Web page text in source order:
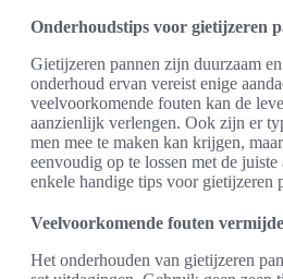
Onderhoudstips voor gietijzeren
Gietijzeren pannen zijn duurzaam
onderhoud ervan vereist enige
veelvoorkomende fouten kan de
aanzienlijk verlengen. Ook zijn er
men mee te maken kan krijgen,
eenvoudig op te lossen met de
enkele handige tips voor gietijzeren
Veelvoorkomende fouten
Het onderhouden van gietijzeren